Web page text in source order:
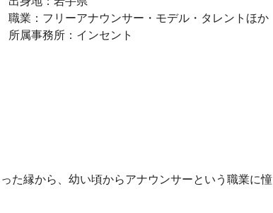
職業：フリーアナウンサー・モデル・タレントほか
所属事務所：インセント
た縁から、幼い頃からアナウンサーという職業に憧